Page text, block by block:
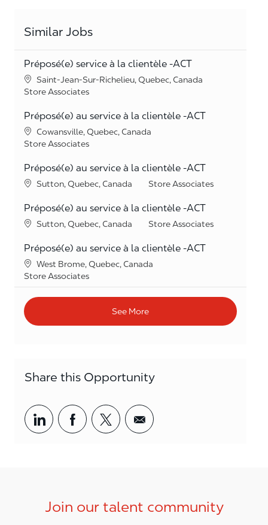
Similar Jobs
Préposé(e) service à la clientèle -ACT
Location
Saint-Jean-Sur-Richelieu, Quebec, Canada
Category
Store Associates
Préposé(e) au service à la clientèle -ACT
Location
Cowansville, Quebec, Canada
Category
Store Associates
Préposé(e) au service à la clientèle -ACT
Location
Sutton, Quebec, Canada Category
Store Associates
Préposé(e) au service à la clientèle -ACT
Location
Sutton, Quebec, Canada Category
Store Associates
Préposé(e) au service à la clientèle -ACT
Location
West Brome, Quebec, Canada
Category
Store Associates
See More
Share this Opportunity
Share via LinkedIn
Share via Facebook
Share via twitter
Share via email
Join our talent community